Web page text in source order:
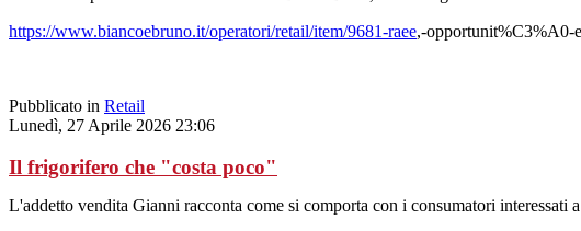
https://www.biancoebruno.it/operatori/retail/item/9681-raee,-opportunit%C3%A0-
Pubblicato in Retail
Lunedì, 27 Aprile 2026 23:06
Il frigorifero che "costa poco"
L'addetto vendita Gianni racconta come si comporta con i consumatori interessati